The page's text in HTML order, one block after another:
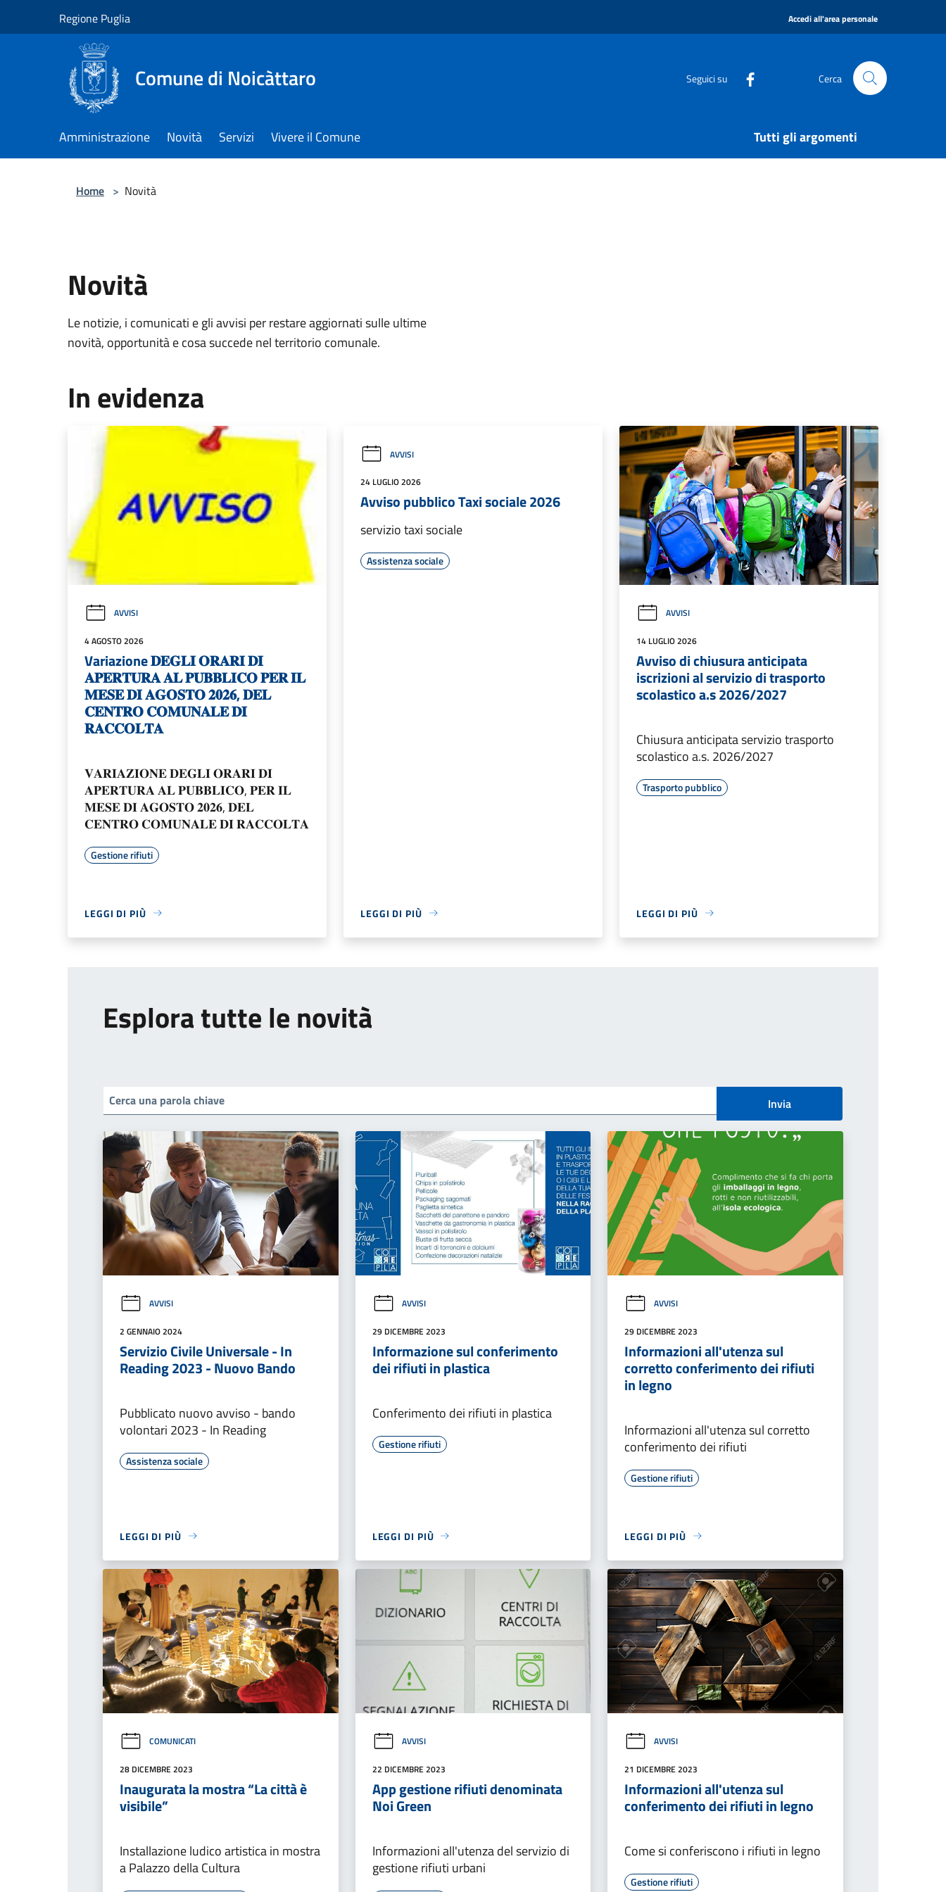
Regione Puglia Accedi all'area personale
Comune di Noicàttaro Seguici su Cerca
Amministrazione Novità Servizi Vivere il Comune Tutti gli argomenti
Home > Novità
Novità
Le notizie, i comunicati e gli avvisi per restare aggiornati sulle ultime
novità, opportunità e cosa succede nel territorio comunale.
In evidenza
AVVISI
4 AGOSTO 2026
Variazione 𝐃𝐄𝐆𝐋𝐈 𝐎𝐑𝐀𝐑𝐈 𝐃𝐈
𝐀𝐏𝐄𝐑𝐓𝐔𝐑𝐀 𝐀𝐋 𝐏𝐔𝐁𝐁𝐋𝐈𝐂𝐎 𝐏𝐄𝐑 𝐈𝐋
𝐌𝐄𝐒𝐄 𝐃𝐈 𝐀𝐆𝐎𝐒𝐓𝐎 𝟐𝟎𝟐𝟔, 𝐃𝐄𝐋
𝐂𝐄𝐍𝐓𝐑𝐎 𝐂𝐎𝐌𝐔𝐍𝐀𝐋𝐄 𝐃𝐈
𝐑𝐀𝐂𝐂𝐎𝐋𝐓𝐀
𝐕𝐀𝐑𝐈𝐀𝐙𝐈𝐎𝐍𝐄 𝐃𝐄𝐆𝐋𝐈 𝐎𝐑𝐀𝐑𝐈 𝐃𝐈
𝐀𝐏𝐄𝐑𝐓𝐔𝐑𝐀 𝐀𝐋 𝐏𝐔𝐁𝐁𝐋𝐈𝐂𝐎, 𝐏𝐄𝐑 𝐈𝐋
𝐌𝐄𝐒𝐄 𝐃𝐈 𝐀𝐆𝐎𝐒𝐓𝐎 𝟐𝟎𝟐𝟔, 𝐃𝐄𝐋
𝐂𝐄𝐍𝐓𝐑𝐎 𝐂𝐎𝐌𝐔𝐍𝐀𝐋𝐄 𝐃𝐈 𝐑𝐀𝐂𝐂𝐎𝐋𝐓𝐀
Gestione rifiuti
LEGGI DI PIÙ
AVVISI
24 LUGLIO 2026
Avviso pubblico Taxi sociale 2026
servizio taxi sociale
Assistenza sociale
LEGGI DI PIÙ
AVVISI
14 LUGLIO 2026
Avviso di chiusura anticipata
iscrizioni al servizio di trasporto
scolastico a.s 2026/2027
Chiusura anticipata servizio trasporto
scolastico a.s. 2026/2027
Trasporto pubblico
LEGGI DI PIÙ
Esplora tutte le novità
Invia
AVVISI
2 GENNAIO 2024
Servizio Civile Universale - In
Reading 2023 - Nuovo Bando
Pubblicato nuovo avviso - bando
volontari 2023 - In Reading
Assistenza sociale
LEGGI DI PIÙ
AVVISI
29 DICEMBRE 2023
Informazione sul conferimento
dei rifiuti in plastica
Conferimento dei rifiuti in plastica
Gestione rifiuti
LEGGI DI PIÙ
AVVISI
29 DICEMBRE 2023
Informazioni all'utenza sul
corretto conferimento dei rifiuti
in legno
Informazioni all'utenza sul corretto
conferimento dei rifiuti
Gestione rifiuti
LEGGI DI PIÙ
COMUNICATI
28 DICEMBRE 2023
Inaugurata la mostra “La città è
visibile”
Installazione ludico artistica in mostra
a Palazzo della Cultura
AVVISI
22 DICEMBRE 2023
App gestione rifiuti denominata
Noi Green
Informazioni all'utenza del servizio di
gestione rifiuti urbani
AVVISI
21 DICEMBRE 2023
Informazioni all'utenza sul
conferimento dei rifiuti in legno
Come si conferiscono i rifiuti in legno
Gestione rifiuti